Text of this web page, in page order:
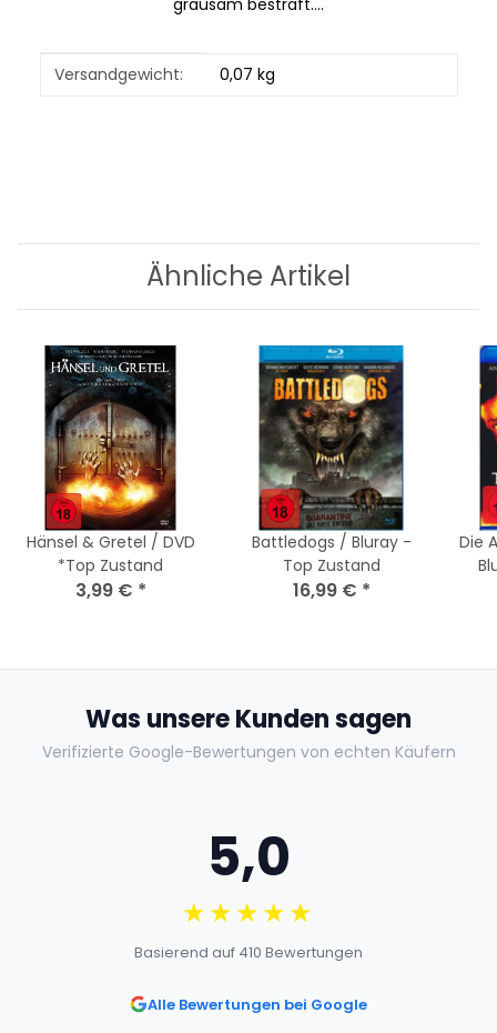
Produkteigenschaft
Wert
Versandgewicht: 0,07 kg
Ähnliche Artikel
Hänsel & Gretel / DVD
*Top Zustand
3,99 € *
Battledogs / Bluray -
Top Zustand
16,99 € *
Die
Was unsere Kunden sagen
Verifizierte Google-Bewertungen von echten Käufern
5,0
★★★★★
Basierend auf 410 Bewertungen
Alle Bewertungen bei Google